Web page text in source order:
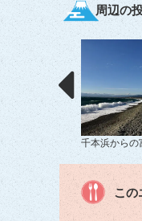
周辺の
千本浜からの
この